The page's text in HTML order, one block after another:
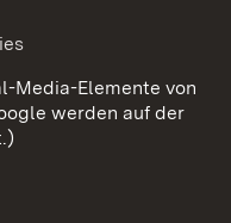
Media-Elemente von
werden auf der